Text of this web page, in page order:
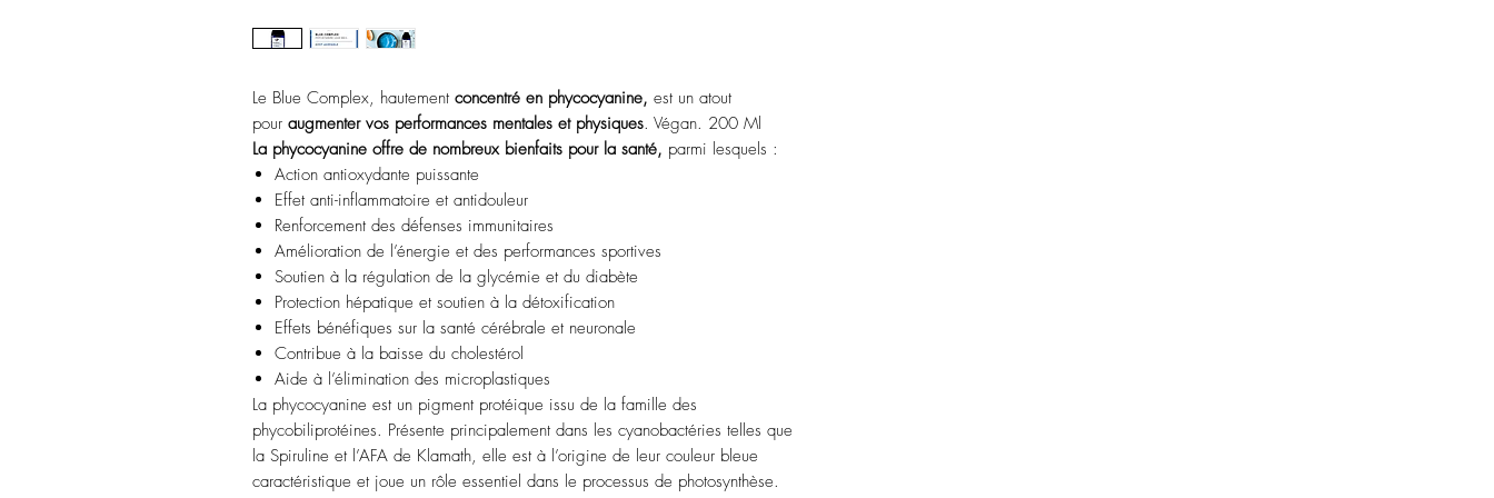
Le Blue Complex, hautement concentré en phycocyanine, est un atout
pour augmenter vos performances mentales et physiques. Végan. 200 Ml
La phycocyanine offre de nombreux bienfaits pour la santé, parmi lesquels :
Action antioxydante puissante
Effet anti-inflammatoire et antidouleur
Renforcement des défenses immunitaires
Amélioration de l’énergie et des performances sportives
Soutien à la régulation de la glycémie et du diabète
Protection hépatique et soutien à la détoxification
Effets bénéfiques sur la santé cérébrale et neuronale
Contribue à la baisse du cholestérol
Aide à l’élimination des microplastiques
La phycocyanine est un pigment protéique issu de la famille des
phycobiliprotéines. Présente principalement dans les cyanobactéries telles que
la Spiruline et l’AFA de Klamath, elle est à l’origine de leur couleur bleue
caractéristique et joue un rôle essentiel dans le processus de photosynthèse.